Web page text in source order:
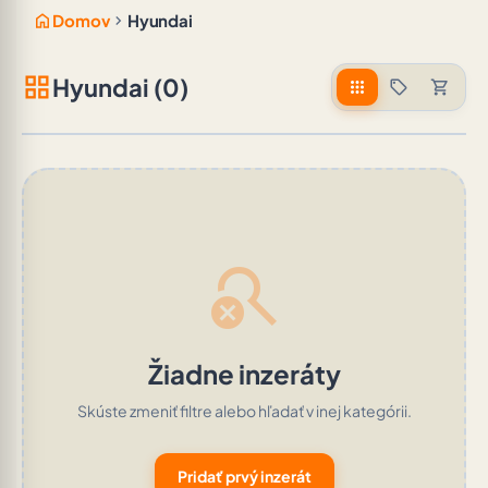
home Domov chevron_right Hyundai
grid_viewHyundai (0) apps sell shopping_cart
search_off
Žiadne inzeráty
Skúste zmeniť filtre alebo hľadať v inej kategórii.
Pridať prvý inzerát